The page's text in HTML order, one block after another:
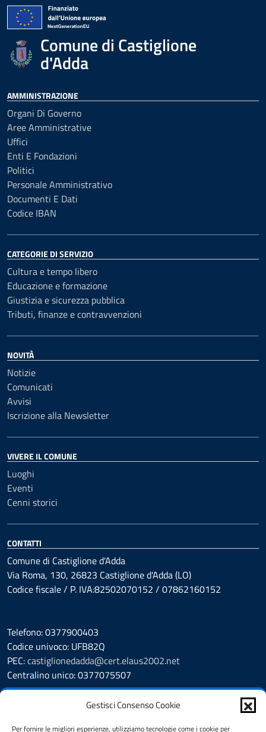
Gestisci Consenso Cookie
Per fornire le migliori esperienze, utilizziamo tecnologie come i cookie per
Comune di Castiglione
d'Adda
AMMINISTRAZIONE
Organi Di Governo
Aree Amministrative
Uffici
Enti E Fondazioni
Politici
Personale Amministrativo
Documenti E Dati
Codice IBAN
CATEGORIE DI SERVIZIO
Cultura e tempo libero
Educazione e formazione
Giustizia e sicurezza pubblica
Tributi, finanze e contravvenzioni
NOVITÀ
Notizie
Comunicati
Avvisi
Iscrizione alla Newsletter
VIVERE IL COMUNE
Luoghi
Eventi
Cenni storici
CONTATTI
Comune di Castiglione d'Adda
Via Roma, 130, 26823 Castiglione d'Adda (LO)
Codice fiscale / P. IVA:82502070152 / 07862160152
Telefono: 0377900403
Codice univoco: UFB82Q
PEC:castiglionedadda@cert.elaus2002.net
Centralino unico: 0377075507
Prenotazione appuntamento
Segnalazione disservizio